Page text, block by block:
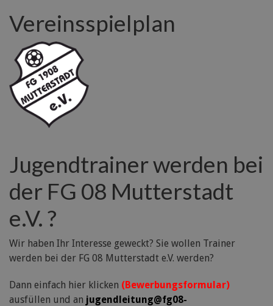
Vereinsspielplan
Jugendtrainer werden bei
der FG 08 Mutterstadt
e.V. ?
Wir haben Ihr Interesse geweckt? Sie wollen Trainer
werden bei der FG 08 Mutterstadt e.V. werden?
Dann einfach hier klicken (Bewerbungsformular)
ausfüllen und an jugendleitung@fg08-